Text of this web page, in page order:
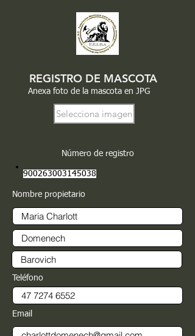
REGISTRO DE MASCOTA
Anexa foto de la mascota en JPG
Selecciona imagen
Número de registro
900263003145038
Nombre propietario
Teléfono
Email